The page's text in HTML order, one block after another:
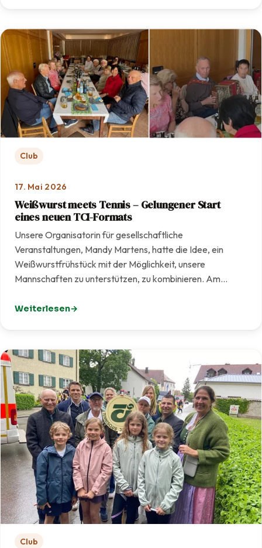
Club
17. Mai 2026
Weißwurst meets Tennis – Gelungener Start
eines neuen TCI-Formats
Unsere Organisatorin für gesellschaftliche
Veranstaltungen, Mandy Martens, hatte die Idee, ein
Weißwurstfrühstück mit der Möglichkeit, unsere
Mannschaften zu unterstützen, zu kombinieren. Am…
Weiterlesen
: Weißwurst meets Tennis – Gelungener Start eines
Club